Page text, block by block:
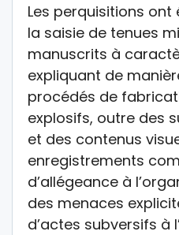
Les perquisitions
la saisie de tenues
manuscrits à
expliquant de
procédés de
explosifs, outre des
et des contenus
enregistrements
d’allégeance à
des menaces
d’actes subversifs à